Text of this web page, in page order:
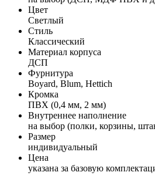
Цвет
Светлый
Стиль
Классический
Материал корпуса
ДСП
Фурнитура
Boyard, Blum, Hettich
Кромка
ПВХ (0,4 мм, 2 мм)
Внутреннее наполнение
на выбор (полки, корзины,
Размер
индивидуальный
Цена
указана за базовую